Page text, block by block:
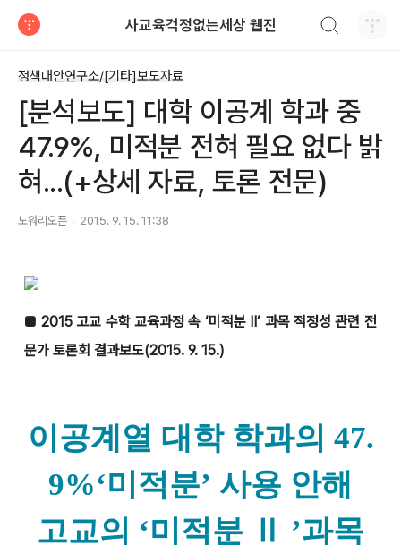
사교육걱정없는세상 웹진
정책대안연구소/[기타]보도자료
[분석보도] 대학 이공계 학과 중
47.9%, 미적분 전혀 필요 없다 밝
혀...(+상세 자료, 토론 전문)
노워리오픈 2015. 9. 15. 11:38
■ 2015 고교 수학 교육과정 속 ‘미적분 Ⅱ’ 과목 적정성 관련 전
문가 토론회 결과보도(2015. 9. 15.)
이공계열 대학 학과의 47.
9%‘미적분’ 사용 안해
고교의 ‘미적분 Ⅱ ’과목